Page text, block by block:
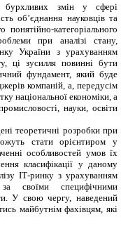
змін у сфері
об’єднання науковців та
категоріального
при аналізі стану,
України з урахуванням
ці зусилля повинні бути
фундамент, який буде
компаній, а, передусім
національної економіки, а
науки, освіти
теоретичні розробки при
стати орієнтиром у
особливостей умов їх
класифікації у даному
ІТ-ринку з урахуванням
своїми специфічними
У свою чергу, наведений
майбутнім фахівцям, які